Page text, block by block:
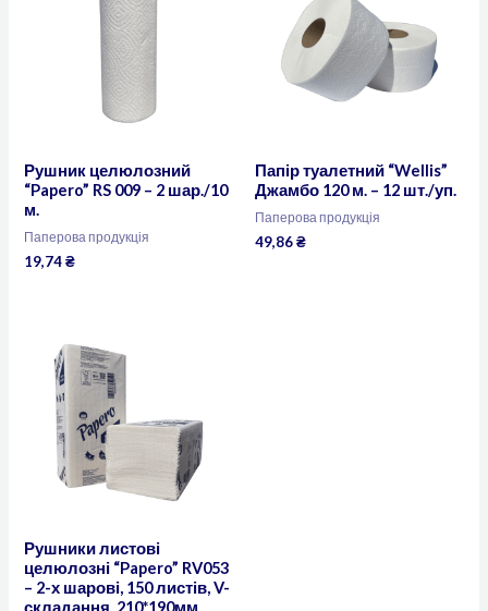
Рушник целюлозний
“Papero” RS 009 – 2 шар./10
м.
Паперова продукція
19,74₴
Папір туалетний “Wellis”
Джамбо 120 м. – 12 шт./уп.
Паперова продукція
49,86₴
Рушники листові
целюлозні “Papero” RV053
– 2-х шарові, 150 листів, V-